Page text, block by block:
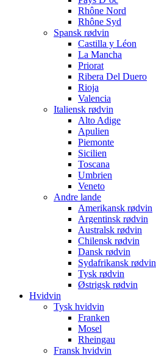
Rhône Nord
Rhône Syd
Spansk rødvin
Castilla y Léon
La Mancha
Priorat
Ribera Del Duero
Rioja
Valencia
Italiensk rødvin
Alto Adige
Apulien
Piemonte
Sicilien
Toscana
Umbrien
Veneto
Andre lande
Amerikansk rødvin
Argentinsk rødvin
Australsk rødvin
Chilensk rødvin
Dansk rødvin
Sydafrikansk rødvin
Tysk rødvin
Østrigsk rødvin
Hvidvin
Tysk hvidvin
Franken
Mosel
Rheingau
Fransk hvidvin